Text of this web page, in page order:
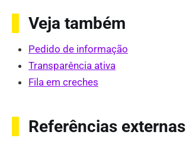
Veja também
Pedido de informação
Transparência ativa
Fila em creches
Referências externas